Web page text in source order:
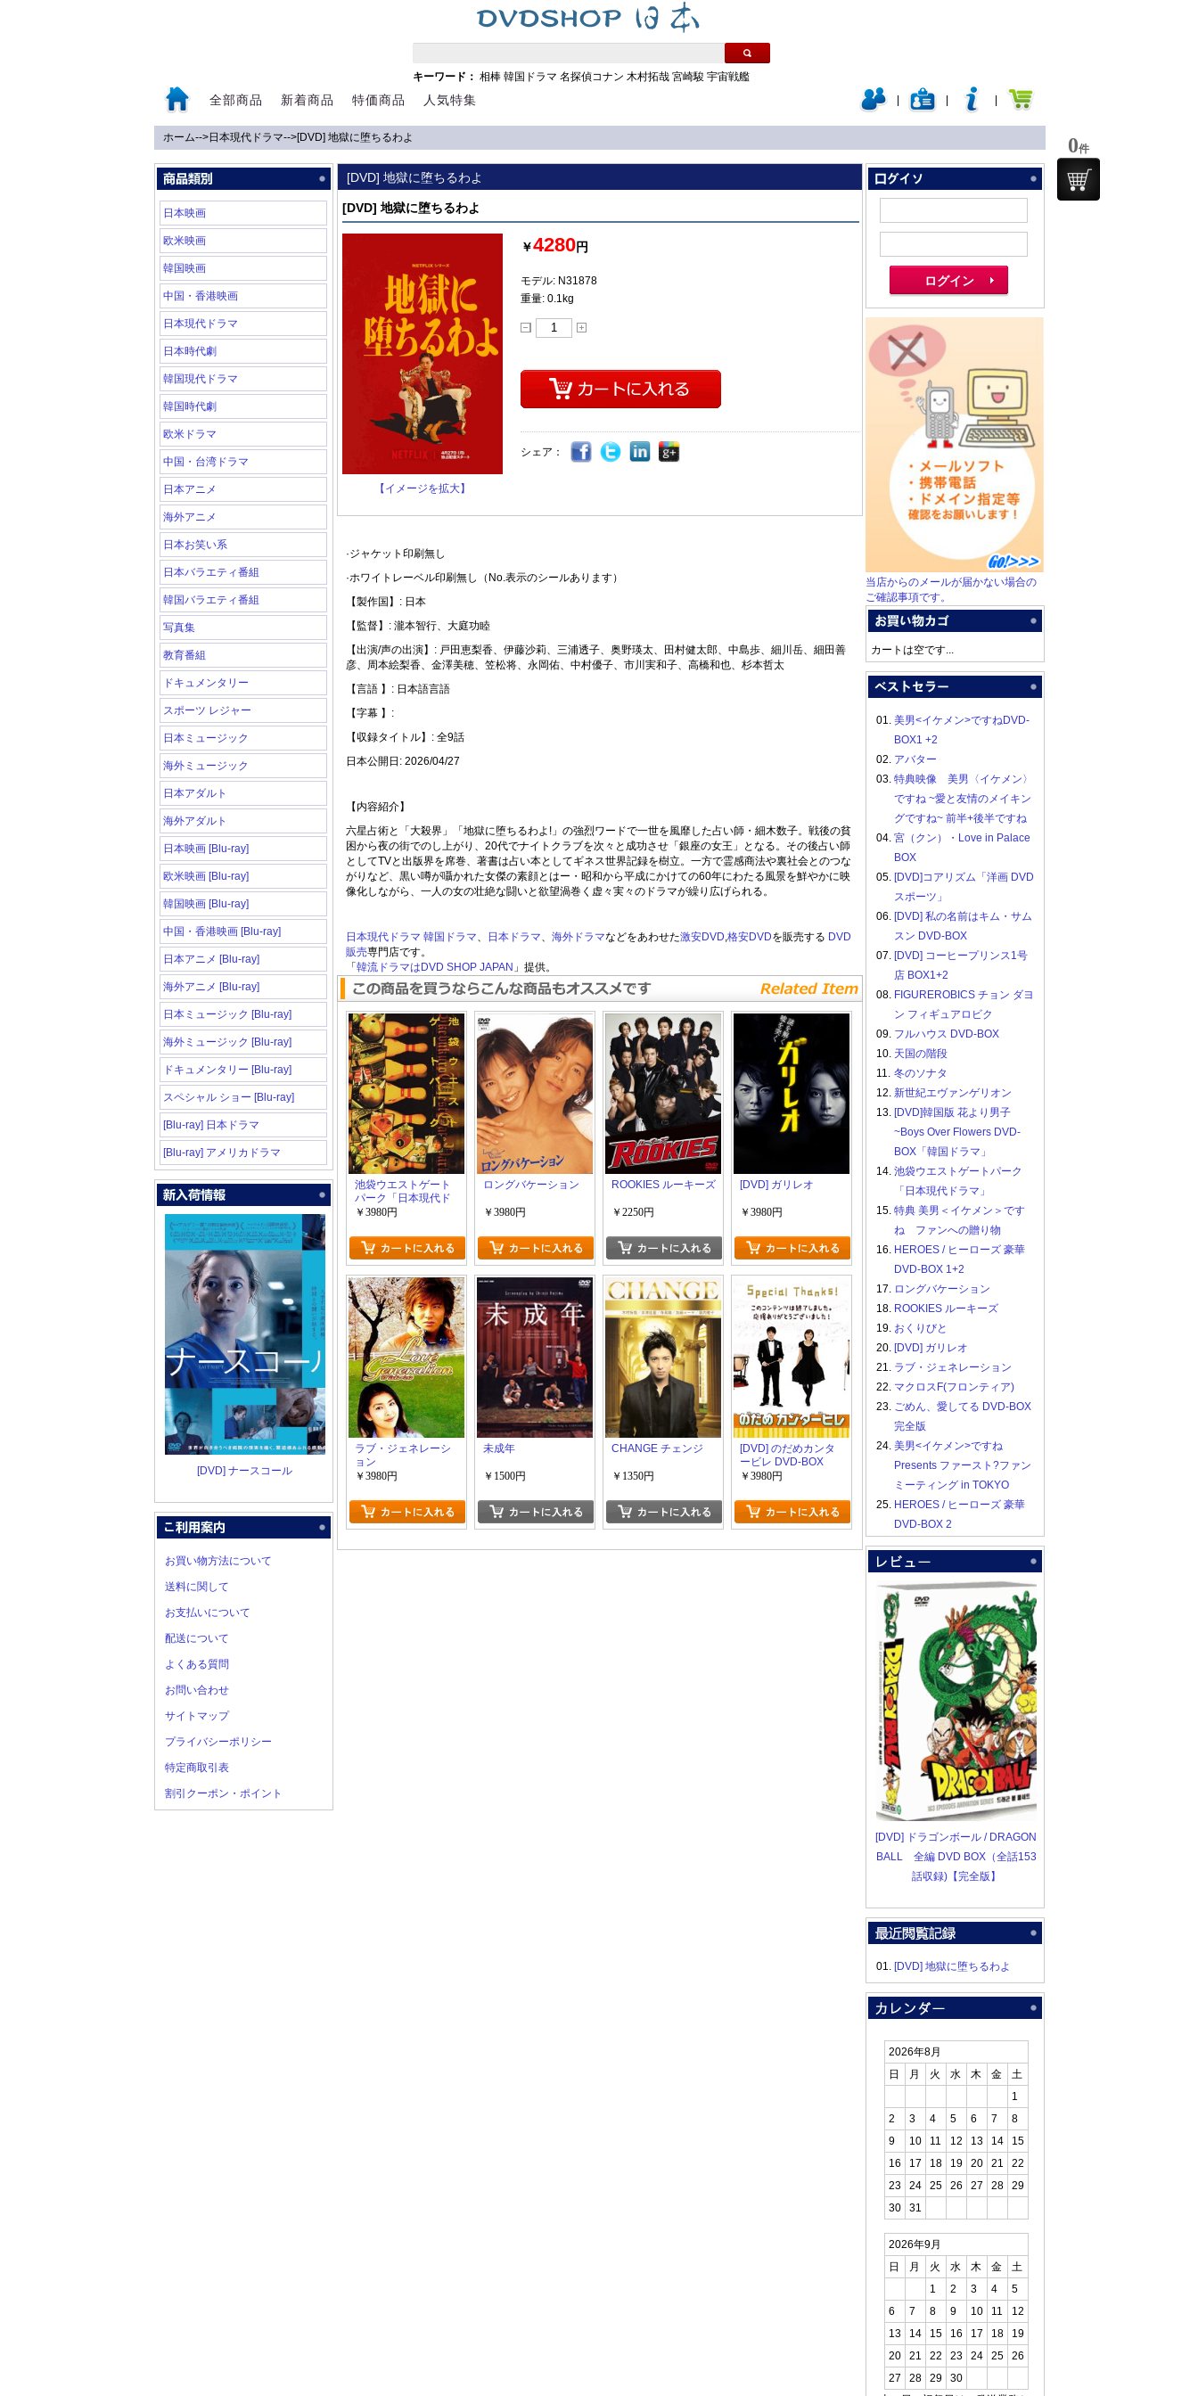
キーワード： 相棒 韓国ドラマ 名探偵コナン 木村拓哉 宮崎駿 宇宙戦艦
全部商品 新着商品 特価商品 人気特集
ホーム-->日本現代ドラマ-->[DVD] 地獄に堕ちるわよ
日本映画
欧米映画
韓国映画
中国・香港映画
日本現代ドラマ
日本時代劇
韓国現代ドラマ
韓国時代劇
欧米ドラマ
中国・台湾ドラマ
日本アニメ
海外アニメ
日本お笑い系
日本バラエティ番組
韓国バラエティ番組
写真集
教育番組
ドキュメンタリー
スポーツ レジャー
日本ミュージック
海外ミュージック
日本アダルト
海外アダルト
日本映画 [Blu-ray]
欧米映画 [Blu-ray]
韓国映画 [Blu-ray]
中国・香港映画 [Blu-ray]
日本アニメ [Blu-ray]
海外アニメ [Blu-ray]
日本ミュージック [Blu-ray]
海外ミュージック [Blu-ray]
ドキュメンタリー [Blu-ray]
スペシャル ショー [Blu-ray]
[Blu-ray] 日本ドラマ
[Blu-ray] アメリカドラマ
[DVD] ナースコール
お買い物方法について
送料に関して
お支払いについて
配送について
よくある質問
お問い合わせ
サイトマップ
プライバシーポリシー
特定商取引表
割引クーポン・ポイント
[DVD] 地獄に堕ちるわよ
[DVD] 地獄に堕ちるわよ
【イメージを拡大】
￥4280円
モデル: N31878
重量: 0.1kg
シェア：
·ジャケット印刷無し
·ホワイトレーベル印刷無し（No.表示のシールあります）
【製作国】: 日本
【監督】: 瀧本智行、大庭功睦
【出演/声の出演】: 戸田恵梨香、伊藤沙莉、三浦透子、奥野瑛太、田村健太郎、中島歩、細川岳、細田善
彦、周本絵梨香、金澤美穂、笠松将、永岡佑、中村優子、市川実和子、高橋和也、杉本哲太
【言語 】: 日本語言語
【字幕 】:
【収録タイトル】: 全9話
日本公開日: 2026/04/27
【内容紹介】
六星占術と「大殺界」「地獄に堕ちるわよ!」の強烈ワードで一世を風靡した占い師・細木数子。戦後の貧
困から夜の街でのし上がり、20代でナイトクラブを次々と成功させ「銀座の女王」となる。その後占い師
としてTVと出版界を席巻、著書は占い本としてギネス世界記録を樹立。一方で霊感商法や裏社会とのつな
がりなど、黒い噂が囁かれた女傑の素顔とはー・昭和から平成にかけての60年にわたる風景を鮮やかに映
像化しながら、一人の女の壮絶な闘いと欲望渦巻く虚々実々のドラマが繰り広げられる。
日本現代ドラマ 韓国ドラマ、 日本ドラマ、 海外ドラマなどをあわせた激安DVD,格安DVDを販売する DVD
販売専門店です。
「 韓流ドラマはDVD SHOP JAPAN 」提供。
池袋ウエストゲート
パーク「日本現代ド
ラマ」
￥3980円
ロングバケーション
￥3980円
ROOKIES ルーキーズ
￥2250円
[DVD] ガリレオ
￥3980円
ラブ・ジェネレーシ
ョン
￥3980円
未成年
￥1500円
CHANGE チェンジ
￥1350円
[DVD] のだめカンタ
ービレ DVD-BOX
￥3980円
当店からのメールが届かない場合の
ご確認事項です。
カートは空です...
01. 美男<イケメン>ですねDVD-
BOX1 +2
02. アバター
03. 特典映像 美男〈イケメン〉
ですね ~愛と友情のメイキン
グですね~ 前半+後半ですね
04. 宮（クン）・Love in Palace
BOX
05. [DVD]コアリズム「洋画 DVD
スポーツ」
06. [DVD] 私の名前はキム・サム
スン DVD-BOX
07. [DVD] コーヒープリンス1号
店 BOX1+2
08. FIGUREROBICS チョン ダヨ
ン フィギュアロビク
09. フルハウス DVD-BOX
10. 天国の階段
11. 冬のソナタ
12. 新世紀エヴァンゲリオン
13. [DVD]韓国版 花より男子
~Boys Over Flowers DVD-
BOX「韓国ドラマ」
14. 池袋ウエストゲートパーク
「日本現代ドラマ」
15. 特典 美男＜イケメン＞です
ね ファンへの贈り物
16. HEROES / ヒーローズ 豪華
DVD-BOX 1+2
17. ロングバケーション
18. ROOKIES ルーキーズ
19. おくりびと
20. [DVD] ガリレオ
21. ラブ・ジェネレーション
22. マクロスF(フロンティア)
23. ごめん、愛してる DVD-BOX
完全版
24. 美男<イケメン>ですね
Presents ファースト?ファン
ミーティング in TOKYO
25. HEROES / ヒーローズ 豪華
DVD-BOX 2
[DVD] ドラゴンボール / DRAGON
BALL 全編 DVD BOX（全話153
話収録)【完全版】
01. [DVD] 地獄に堕ちるわよ
2026年8月
日
月 火 水 木 金
土
1
2
3 4 5 6 7
8
9
10 11 12 13 14
15
16
17 18 19 20 21
22
23
24 25 26 27 28
29
30
31
2026年9月
日
月 火 水 木 金
土
1
2 3 4
5
6
7 8 9 10 11
12
13
14 15 16 17 18
19
20
21 22 23 24 25
26
27
28 29
30
0件
0